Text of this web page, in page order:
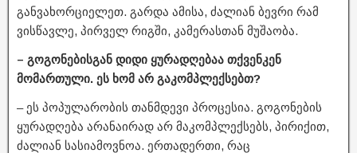
განვახორციელეთ. გარდა ამისა, ძალიან ბევრი რამ
ვისწავლე, პირველ რიგში, კამერასთან მუშაობა.
– გოგონებისგან დიდი ყურადღებაა თქვენკენ
მომართული. ეს ხომ არ გაკომპლექსებთ?
– ეს პოპულარობის თანმდევი პროცესია. გოგონების
ყურადღება არანაირად არ მაკომპლექსებს, პირიქით,
ძალიან სასიამოვნოა. ერთადერთი, რაც